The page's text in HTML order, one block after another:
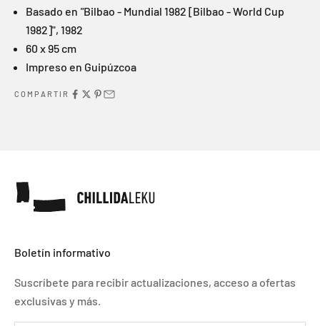
Basado en "Bilbao - Mundial 1982 [Bilbao - World Cup
1982]", 1982
60 x 95 cm
Impreso en Guipúzcoa
COMPARTIR
Boletín informativo
Suscríbete para recibir actualizaciones, acceso a ofertas
exclusivas y más.